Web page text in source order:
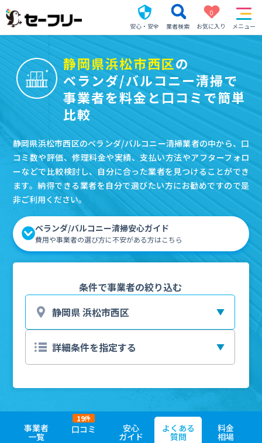
安心・安全 業者検索
0
お気に入り
メニュー
静岡県浜松市西区の
ベランダ/バルコニー清掃で
事業者を料金と口コミで簡単
比較
静岡県浜松市西区のベランダ/バルコニー清掃業者の中から、口
コミ数や評価、修理料金や実績、支払い方法やアフターフォロ
ーなどで比較検討し、自分に合った業者を見つけることができ
ます。納得できる業者を自分で選びたい方にお勧めですので是
非ご利用ください。
ベランダ/バルコニー清掃安心ガイド
費用や事業者の選び方に不安がある方はこちら
条件で事業者の絞り込む
事業者
一覧
口コミ
19件
安心
ガイド
よくある
質問
料金
相場